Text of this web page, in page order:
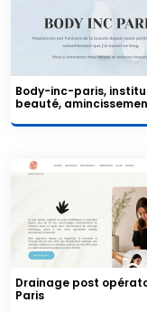
Body-inc-paris,
beauté,
Drainage post
Paris